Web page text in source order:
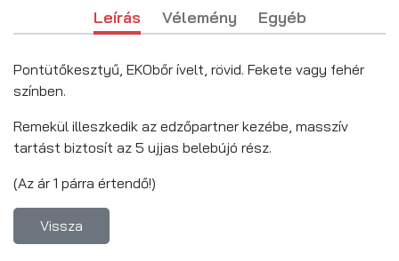
Leírás Vélemény Egyéb
Pontütőkesztyű, EKObőr ívelt, rövid. Fekete vagy fehér
színben.
Remekül illeszkedik az edzőpartner kezébe, masszív
tartást biztosít az 5 ujjas belebújó rész.
(Az ár 1 párra értendő!)